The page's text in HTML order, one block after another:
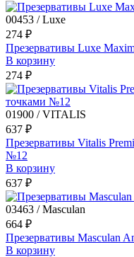
00453 / Luxe
274 ₽
Презервативы Luxe
В корзину
274 ₽
01900 / VITALIS
637 ₽
Презервативы Vitalis
№12
В корзину
637 ₽
03463 / Masculan
664 ₽
Презервативы Masculan
В корзину